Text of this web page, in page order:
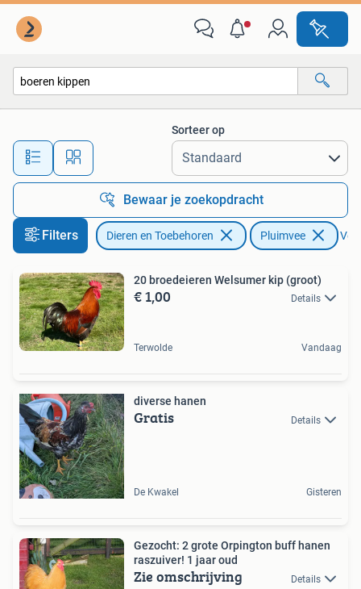
Alle afstanden…
Sorteer op
Bewaar je zoekopdracht
Filters Dieren en Toebehoren Pluimvee
20 broedeieren Welsumer kip (groot)
€ 1,00 Details
Terwolde Vandaag
diverse hanen
Gratis Details
De Kwakel Gisteren
Gezocht: 2 grote Orpington buff hanen
raszuiver! 1 jaar oud
Zie omschrijving Details